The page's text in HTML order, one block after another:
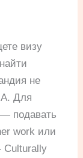
визу
не
Для
подавать
work или
Culturally